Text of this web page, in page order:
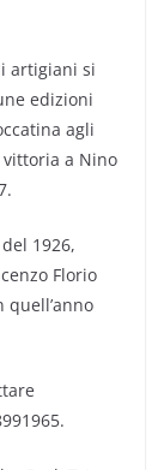
artigiani si
edizioni
agli
a Nino
1926,
Florio